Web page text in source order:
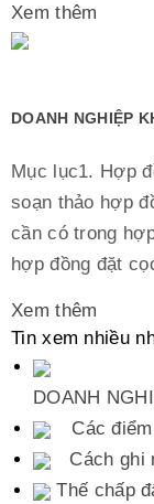
Xem thêm
DOANH NGHIỆP
Mục lục1. Hợp
soạn thảo hợp
cần có trong
hợp đồng đặt
Xem thêm
Tin xem nhiều
DOANH
Các
Cách ghi
Thế chấp